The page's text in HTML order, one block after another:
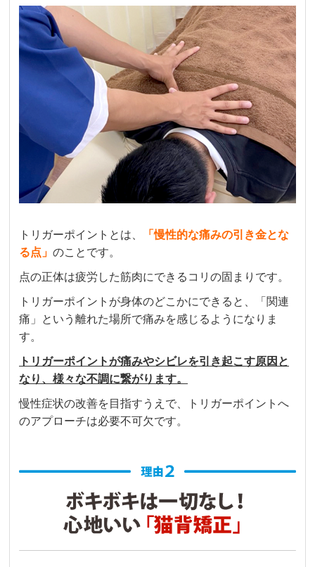
産後、育児による首から腰にかけて、凝りや痛
みがひどいのと、骨盤の歪みが気になり通い始
めました。
初回の施術体験で丁寧なカウンセリングをして
いただき、毎回その時の体の状況にあわせて施
術をしていただいてます。
院内の雰囲気もよく体育会系な感じで挨拶が飛
び交っており、明るいです。
また、子供を連れて通院した際、子供が泣いて
しまい、スタッフがあやして下さいました。
通い始める前よりも体の状態は少しずつ良くな
っていると実感出来ているものの、まだ痛みが
す。
a t
6 か月前
産後の首肩腰のこりや痛みで通院しました。
りやすくて安心してお任せできました。
何回か通院している今も毎回体の動きを見て、
一回の施術でも効果を実感でき、とてもすっき
りして体が軽くなりました。
方法を体のどの部分にどう効いていくのかも併
せて教えて頂き、セルフケアの時に思い出しな
がらできるのでモチベーションも上がります！
トリガーポイントとは、 「慢性的な痛みの引き金とな
る点」のことです。
点の正体は疲労した筋肉にできるコリの固まりです。
トリガーポイントが身体のどこかにできると、「関連
痛」という離れた場所で痛みを感じるようになりま
す。
トリガーポイントが痛みやシビレを引き起こす原因と
なり、様々な不調に繋がります。
慢性症状の改善を目指すうえで、トリガーポイントへ
のアプローチは必要不可欠です。